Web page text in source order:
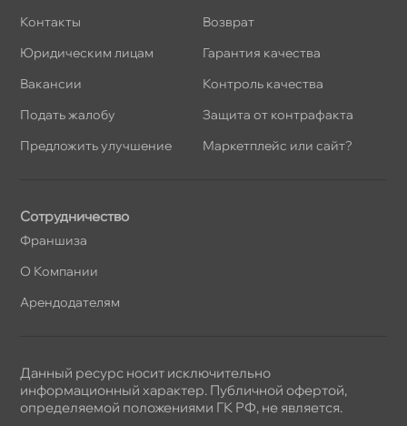
Контакты
Юридическим лицам
акансии
Подать жалобу
Предложить улучшение
озврат
Гарантия качества
Контроль качества
Защита от контрафакта
Маркетплейс или сайт?
Сотрудничество
Франшиза
О Компании
Арендодателям
Данный ресурс носит исключительно
информационный характер. Публичной офертой,
определяемой положениями ГК РФ, не является.